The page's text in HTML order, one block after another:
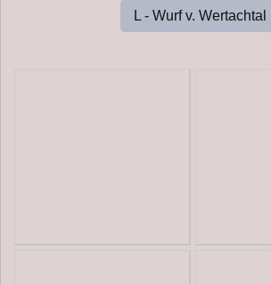
L - Wurf v. Wertachtal